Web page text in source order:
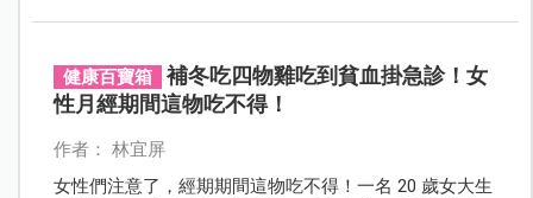
健康百寶箱
補冬吃四物雞吃到貧血掛急診！女
性月經期間這物吃不得！
作者： 林宜屏
女性們注意了，經期期間這物吃不得！一名 20 歲女大生